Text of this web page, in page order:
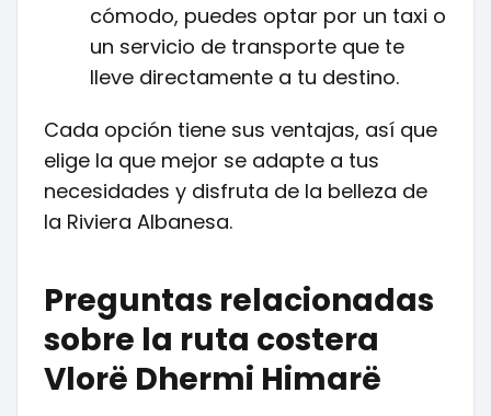
cómodo, puedes optar por un taxi o
un servicio de transporte que te
lleve directamente a tu destino.
Cada opción tiene sus ventajas, así que
elige la que mejor se adapte a tus
necesidades y disfruta de la belleza de
la Riviera Albanesa.
Preguntas relacionadas
sobre la ruta costera
Vlorë Dhermi Himarë